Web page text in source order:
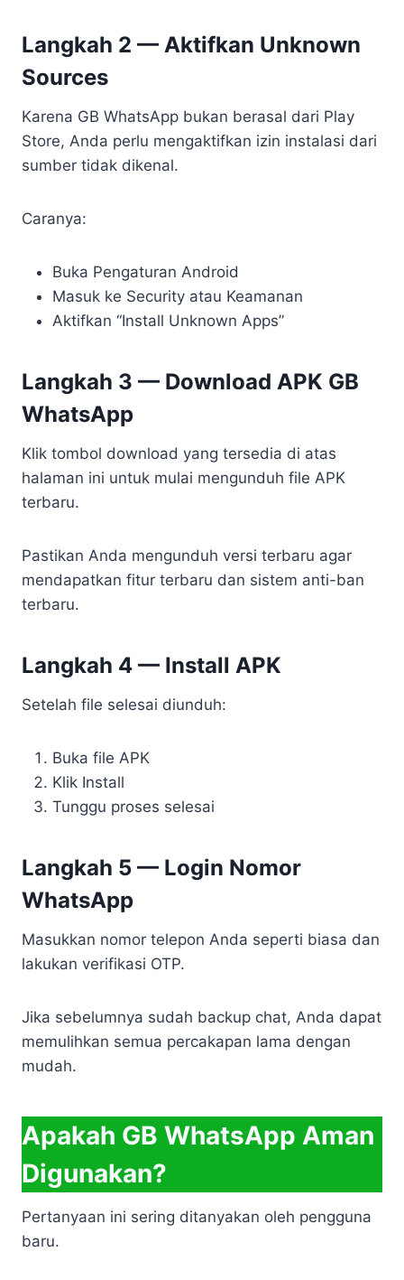
Langkah 2 — Aktifkan Unknown
Sources
Karena GB WhatsApp bukan berasal dari Play
Store, Anda perlu mengaktifkan izin instalasi dari
sumber tidak dikenal.
Caranya:
Buka Pengaturan Android
Masuk ke Security atau Keamanan
Aktifkan “Install Unknown Apps”
Langkah 3 — Download APK GB
WhatsApp
Klik tombol download yang tersedia di atas
halaman ini untuk mulai mengunduh file APK
terbaru.
Pastikan Anda mengunduh versi terbaru agar
mendapatkan fitur terbaru dan sistem anti-ban
terbaru.
Langkah 4 — Install APK
Setelah file selesai diunduh:
Buka file APK
Klik Install
Tunggu proses selesai
Langkah 5 — Login Nomor
WhatsApp
Masukkan nomor telepon Anda seperti biasa dan
lakukan verifikasi OTP.
Jika sebelumnya sudah backup chat, Anda dapat
memulihkan semua percakapan lama dengan
mudah.
Apakah GB WhatsApp Aman
Digunakan?
Pertanyaan ini sering ditanyakan oleh pengguna
baru.